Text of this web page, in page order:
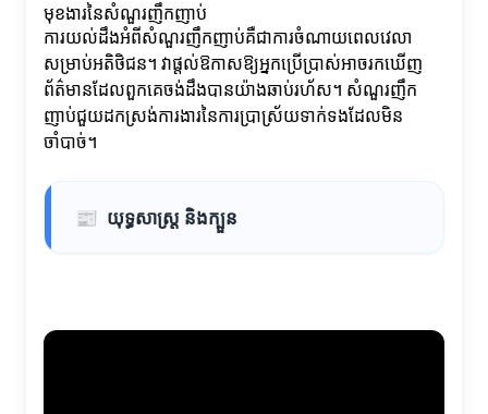
មុខងារ​នៃ​សំណួរញឹកញាប់
ការយល់ដឹងអំពីសំណួរញឹកញាប់គឺជាការចំណាយពេលវេលា
សម្រាប់អតិថិជន។ វាផ្តល់ឱកាសឱ្យអ្នកប្រើប្រាស់អាចរកឃើញ
ព័ត៌មានដែលពួកគេចង់ដឹងបានយ៉ាងឆាប់រហ័ស។ សំណួរញឹក
ញាប់ជួយដកស្រង់ការងារនៃការប្រាស្រ័យទាក់ទងដែលមិន
ចាំបាច់។
📰 យុទ្ធសាស្ត្រ និងក្បួន